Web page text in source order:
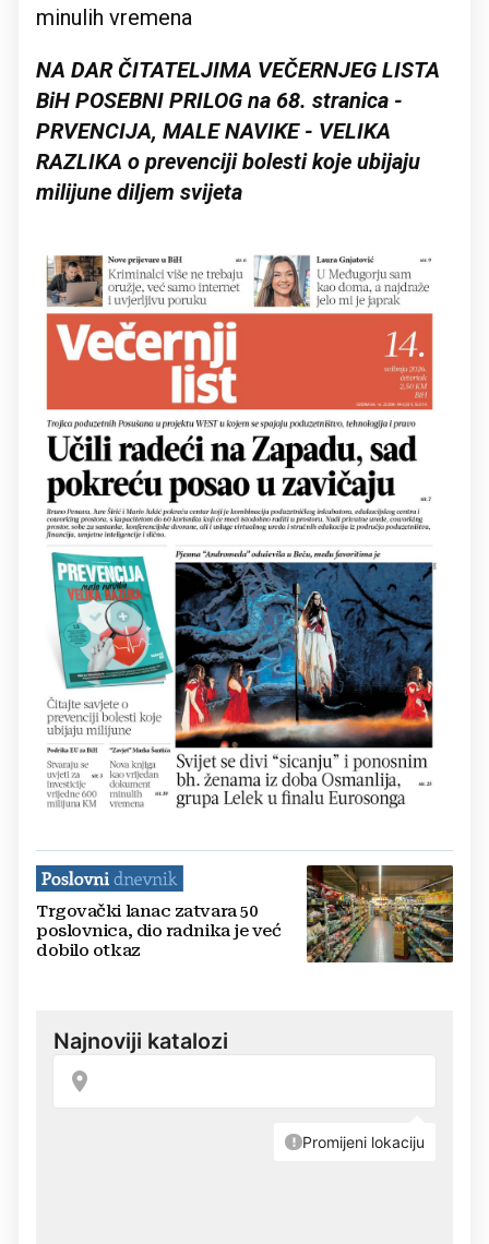
minulih vremena
NA DAR ČITATELJIMA VEČERNJEG LISTA
BiH POSEBNI PRILOG na 68. stranica -
PRVENCIJA, MALE NAVIKE - VELIKA
RAZLIKA o prevenciji bolesti koje ubijaju
milijune diljem svijeta
Trgovački lanac zatvara 50
poslovnica, dio radnika je već
dobilo otkaz